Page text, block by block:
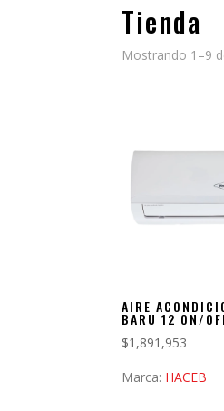
Tienda
Mostrando 1–9
AIRE
BARU 12 ON/
$1,891,953
Marca: HACEB